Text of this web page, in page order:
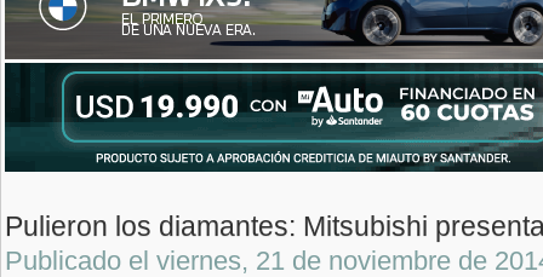
Pulieron los diamantes: Mitsubishi
Publicado el viernes, 21 de noviembre de